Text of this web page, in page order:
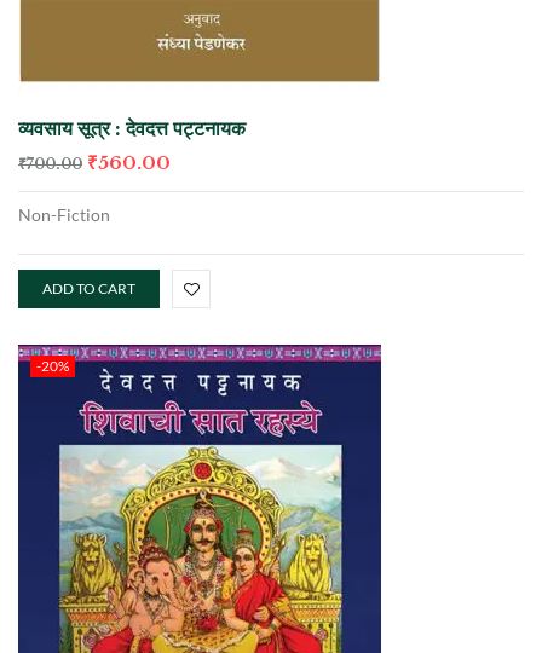
व्यवसाय सूत्र : देवदत्त पट्टनायक
₹700.00 ₹560.00
Non-Fiction
ADD TO CART
-20%